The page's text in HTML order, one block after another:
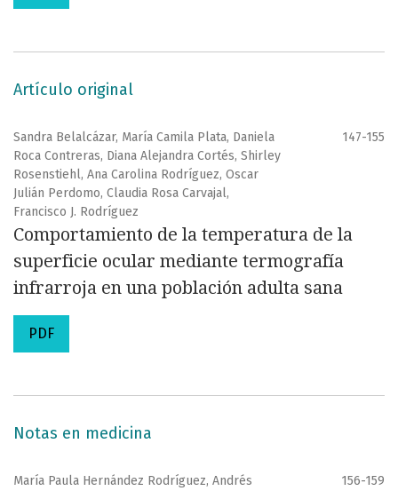
Artículo original
Sandra Belalcázar, María Camila Plata, Daniela
Roca Contreras, Diana Alejandra Cortés, Shirley
Rosenstiehl, Ana Carolina Rodríguez, Oscar
Julián Perdomo, Claudia Rosa Carvajal,
Francisco J. Rodríguez
147-155
Comportamiento de la temperatura de la
superficie ocular mediante termografía
infrarroja en una población adulta sana
PDF
Notas en medicina
María Paula Hernández Rodríguez, Andrés
156-159